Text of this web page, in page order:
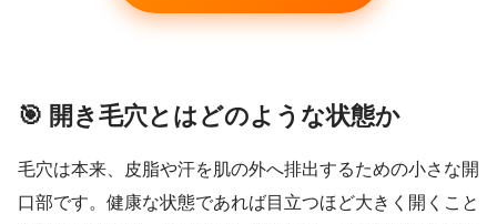
🎯 開き毛穴とはどのような状態か
毛穴は本来、皮脂や汗を肌の外へ排出するための小さな開
口部です。健康な状態であれば目立つほど大きく開くこと